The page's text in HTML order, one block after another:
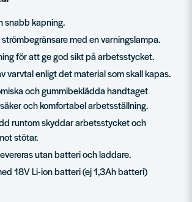
snabb kapning.
med en varningslampa.
för att ge god sikt på arbetsstycket.
varvtal enligt det material som skall kapas.
och gummibeklädda handtaget
och komfortabel arbetsställning.
runtom skyddar arbetsstycket och
stötar.
utan batteri och laddare.
18V Li-ion batteri (ej 1,3Ah batteri)